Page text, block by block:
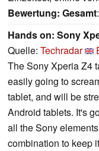
Bewertung: Gesamt
Hands on: Sony
Quelle: Techradar
The Sony Xperia Z4
easily going to
tablet, and will be
Android tablets. It's
all the Sony
combination to keep